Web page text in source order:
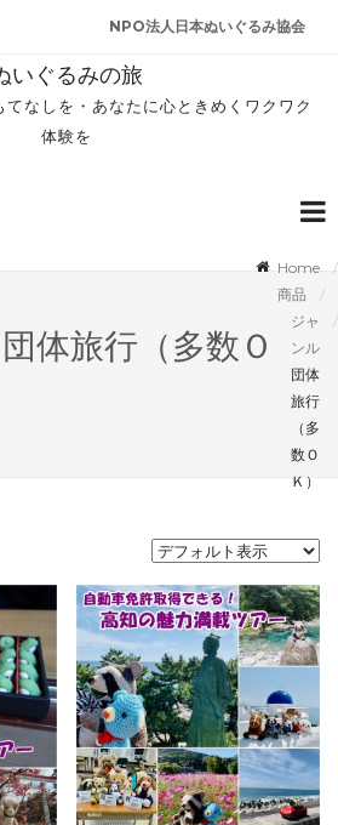
NPO法人日本ぬいぐるみ協会
いぐるみの旅
なしを・あなたに心ときめくワクワク
体験を
体旅行（多数Ｏ
Home
商品
ジャ
ンル
団体
旅行
（多
数Ｏ
Ｋ）